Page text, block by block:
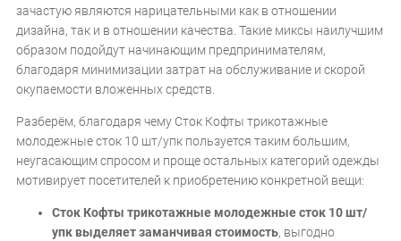
зачастую являются нарицательными как в отношении
дизайна, так и в отношении качества. Такие миксы наилучшим
образом подойдут начинающим предпринимателям,
благодаря минимизации затрат на обслуживание и скорой
окупаемости вложенных средств.
Разберём, благодаря чему Сток Кофты трикотажные
молодежные сток 10 шт/упк пользуется таким большим,
неугасающим спросом и проще остальных категорий одежды
мотивирует посетителей к приобретению конкретной вещи:
Сток Кофты трикотажные молодежные сток 10 шт/
упк выделяет заманчивая стоимость, выгодно